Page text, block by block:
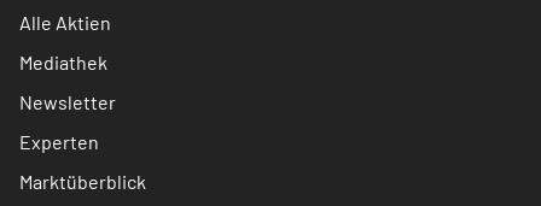
Alle Aktien
Mediathek
Newsletter
Experten
Marktüberblick